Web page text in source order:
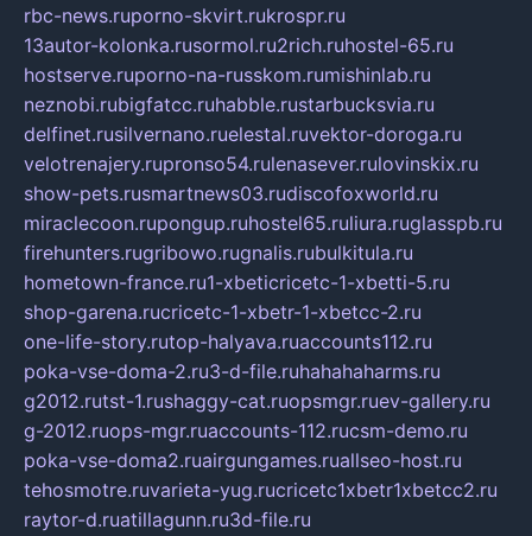
rbc-news.ruporno-skvirt.rukrospr.ru
13autor-kolonka.rusormol.ru2rich.ruhostel-65.ru
hostserve.ruporno-na-russkom.rumishinlab.ru
neznobi.rubigfatcc.ruhabble.rustarbucksvia.ru
delfinet.rusilvernano.ruelestal.ruvektor-doroga.ru
velotrenajery.rupronso54.rulenasever.rulovinskix.ru
show-pets.rusmartnews03.rudiscofoxworld.ru
miraclecoon.rupongup.ruhostel65.ruliura.ruglasspb.ru
firehunters.rugribowo.rugnalis.rubulkitula.ru
hometown-france.ru1-xbeticricetc-1-xbetti-5.ru
shop-garena.rucricetc-1-xbetr-1-xbetcc-2.ru
one-life-story.rutop-halyava.ruaccounts112.ru
poka-vse-doma-2.ru3-d-file.ruhahahaharms.ru
g2012.rutst-1.rushaggy-cat.ruopsmgr.ruev-gallery.ru
g-2012.ruops-mgr.ruaccounts-112.rucsm-demo.ru
poka-vse-doma2.ruairgungames.ruallseo-host.ru
tehosmotre.ruvarieta-yug.rucricetc1xbetr1xbetcc2.ru
raytor-d.ruatillagunn.ru3d-file.ru